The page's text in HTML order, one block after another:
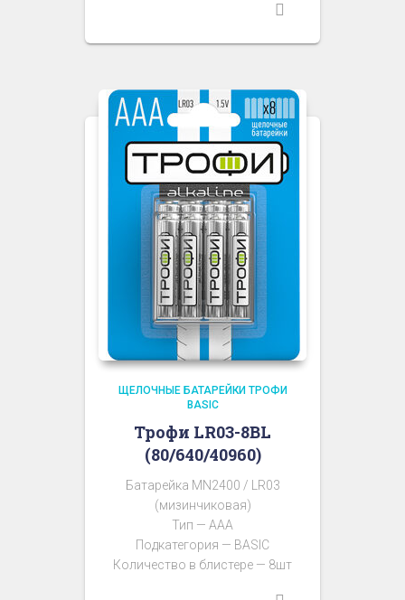
ЩЕЛОЧНЫЕ БАТАРЕЙКИ ТРОФИ
BASIC
Трофи LR03-8BL
(80/640/40960)
Батарейка MN2400 / LR03
(мизинчиковая)
Тип — AAA
Подкатегория — BASIC
Количество в блистере — 8шт